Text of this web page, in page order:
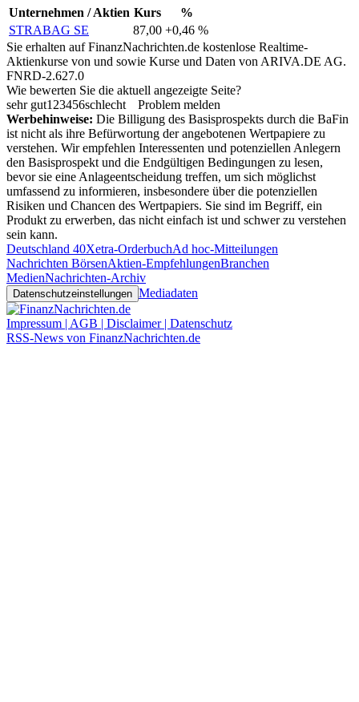
Unternehmen / Aktien Kurs
%
STRABAG SE
87,00 +0,46 %
Sie erhalten auf FinanzNachrichten.de kostenlose Realtime-
Aktienkurse von und sowie Kurse und Daten von ARIVA.DE AG.
FNRD-2.627.0
Wie bewerten Sie die aktuell angezeigte Seite?
sehr gut1 23456schlecht
Problem melden
Werbehinweise: Die Billigung des Basisprospekts durch die BaFin
ist nicht als ihre Befürwortung der angebotenen Wertpapiere zu
verstehen. Wir empfehlen Interessenten und potenziellen Anlegern
den Basisprospekt und die Endgültigen Bedingungen zu lesen,
bevor sie eine Anlageentscheidung treffen, um sich möglichst
umfassend zu informieren, insbesondere über die potenziellen
Risiken und Chancen des Wertpapiers. Sie sind im Begriff, ein
Produkt zu erwerben, das nicht einfach ist und schwer zu verstehen
sein kann.
Deutschland 40Xetra-OrderbuchAd hoc-Mitteilungen
Nachrichten BörsenAktien-EmpfehlungenBranchen
MedienNachrichten-Archiv
Datenschutzeinstellungen Mediadaten
Impressum | AGB | Disclaimer | Datenschutz
RSS-News von FinanzNachrichten.de